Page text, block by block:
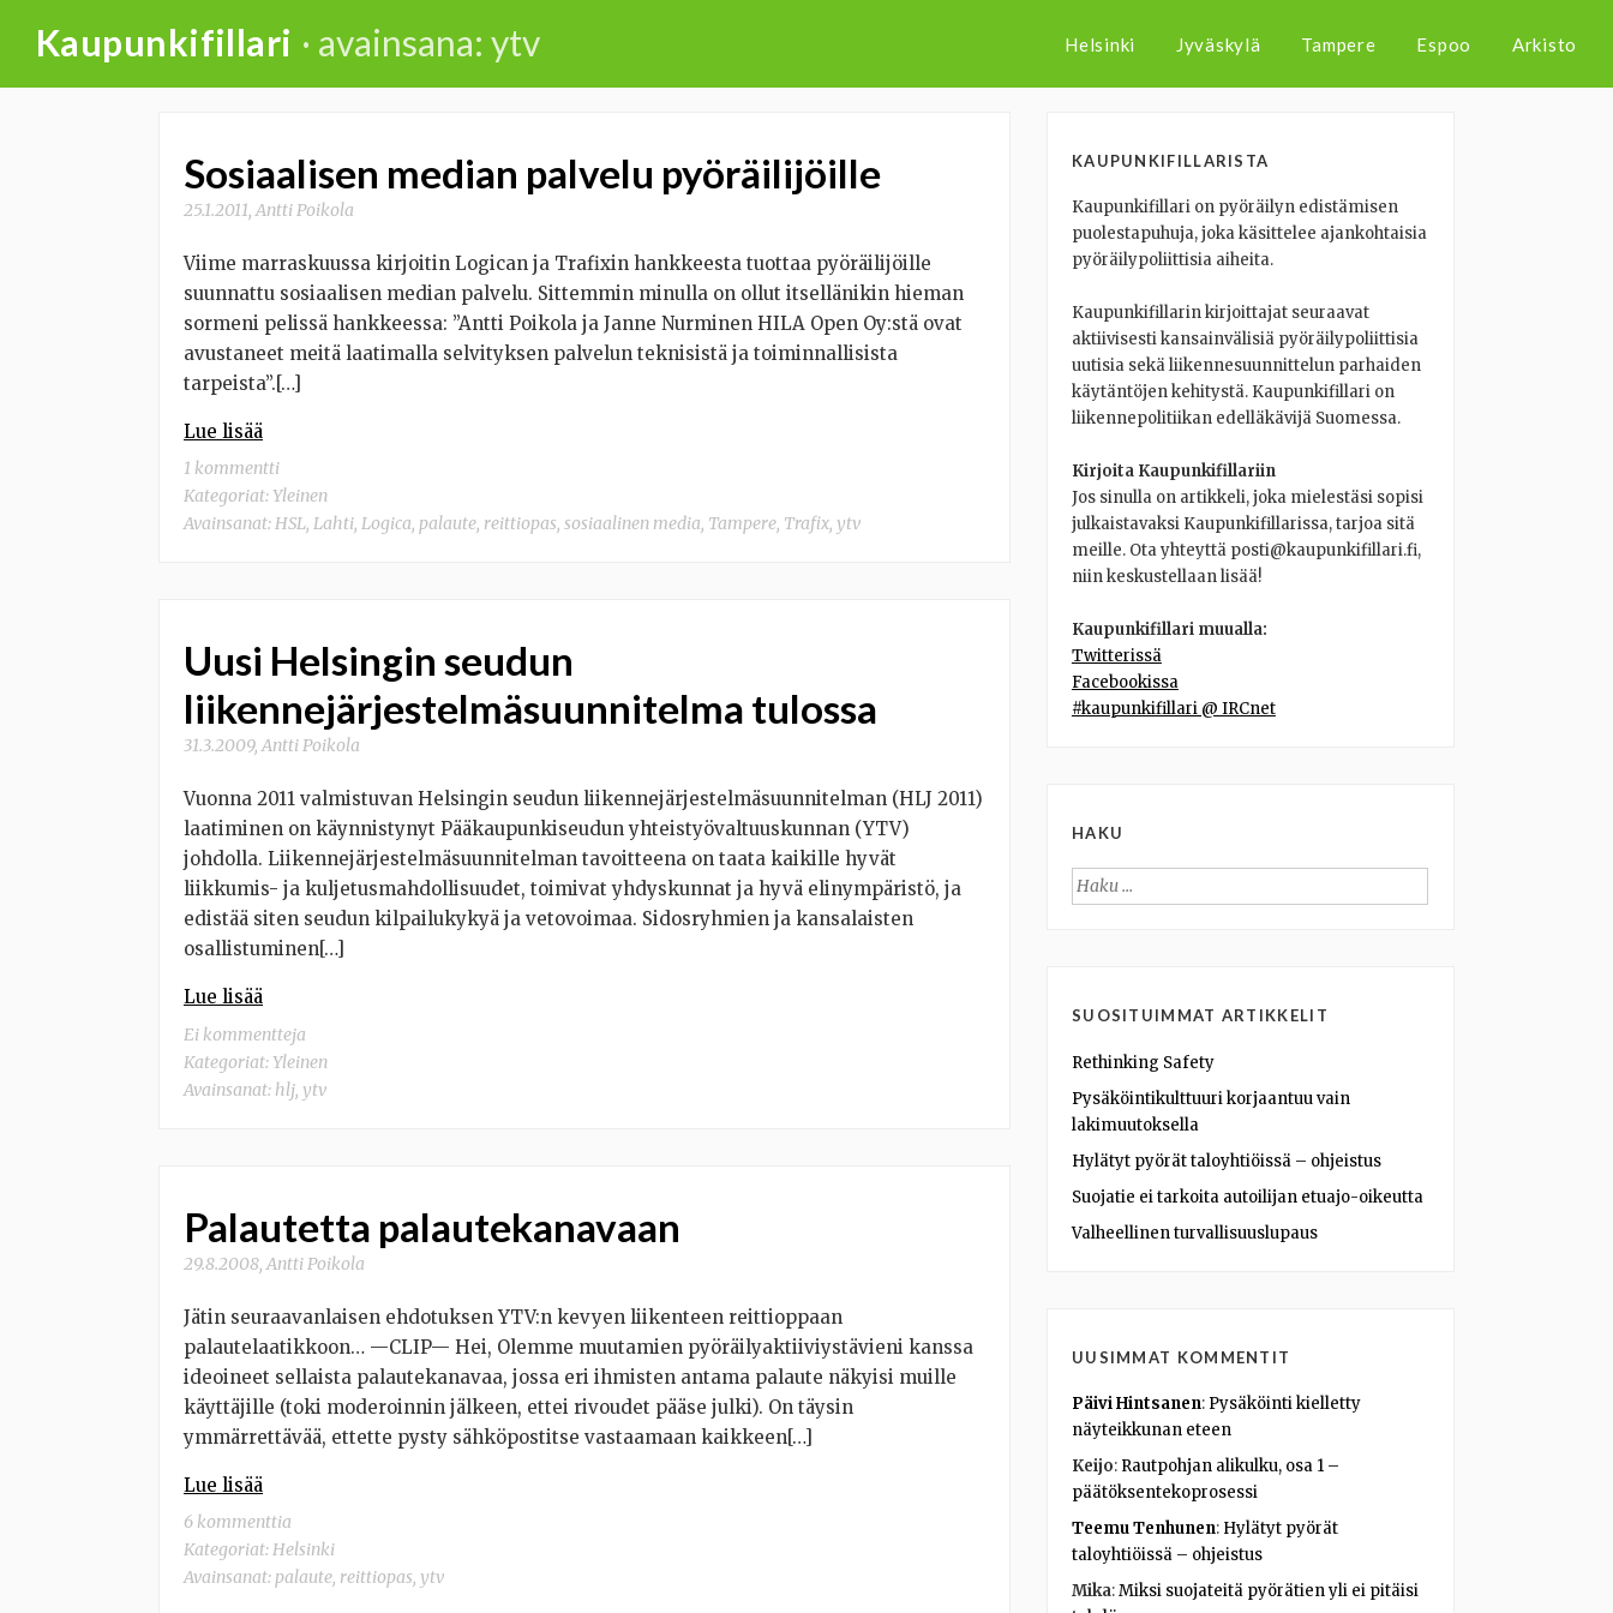
Kaupunkifillari · avainsana: ytv Helsinki Jyväskylä Tampere Espoo Arkisto
Sosiaalisen median palvelu pyöräilijöille
25.1.2011 Antti Poikola
Viime marraskuussa kirjoitin Logican ja Trafixin hankkeesta tuottaa pyöräilijöille
suunnattu sosiaalisen median palvelu. Sittemmin minulla on ollut itsellänikin hieman
sormeni pelissä hankkeessa: ”Antti Poikola ja Janne Nurminen HILA Open Oy:stä ovat
avustaneet meitä laatimalla selvityksen palvelun teknisistä ja toiminnallisista
tarpeista”.[…]
Lue lisää
1 kommentti
Kategoriat: Yleinen
Avainsanat:HSL, Lahti, Logica, palaute, reittiopas, sosiaalinen media, Tampere, Trafix, ytv
Uusi Helsingin seudun
liikennejärjestelmäsuunnitelma tulossa
31.3.2009,Antti Poikola
Vuonna 2011 valmistuvan Helsingin seudun liikennejärjestelmäsuunnitelman (HLJ 2011)
laatiminen on käynnistynyt Pääkaupunkiseudun yhteistyövaltuuskunnan (YTV)
johdolla. Liikennejärjestelmäsuunnitelman tavoitteena on taata kaikille hyvät
liikkumis- ja kuljetusmahdollisuudet, toimivat yhdyskunnat ja hyvä elinympäristö, ja
edistää siten seudun kilpailukykyä ja vetovoimaa. Sidosryhmien ja kansalaisten
osallistuminen[…]
Lue lisää
Ei kommentteja
Kategoriat: Yleinen
Avainsanat: hlj ytv
Palautetta palautekanavaan
29.8.2008 Antti Poikola
Jätin seuraavanlaisen ehdotuksen YTV:n kevyen liikenteen reittioppaan
palautelaatikkoon… —CLIP— Hei, Olemme muutamien pyöräilyaktiiviystävieni kanssa
ideoineet sellaista palautekanavaa, jossa eri ihmisten antama palaute näkyisi muille
käyttäjille (toki moderoinnin jälkeen, ettei rivoudet pääse julki). On täysin
ymmärrettävää, ettette pysty sähköpostitse vastaamaan kaikkeen[…]
Lue lisää
6 kommenttia
Kategoriat:Helsinki
Avainsanat: palaute, reittiopas, ytv
KAUPUNKIFILLARISTA
Kaupunkifillari on pyöräilyn edistämisen
puolestapuhuja, joka käsittelee ajankohtaisia
pyöräilypoliittisia aiheita.
Kaupunkifillarin kirjoittajat seuraavat
aktiivisesti kansainvälisiä pyöräilypoliittisia
uutisia sekä liikennesuunnittelun parhaiden
käytäntöjen kehitystä. Kaupunkifillari on
liikennepolitiikan edelläkävijä Suomessa.
Kirjoita Kaupunkifillariin
Jos sinulla on artikkeli, joka mielestäsi sopisi
julkaistavaksi Kaupunkifillarissa, tarjoa sitä
meille. Ota yhteyttä posti@kaupunkifillari.fi,
niin keskustellaan lisää!
Kaupunkifillari muualla:
Twitterissä
Facebookissa
#kaupunkifillari @ IRCnet
HAKU
Haku:
SUOSITUIMMAT ARTIKKELIT
Rethinking Safety
Pysäköintikulttuuri korjaantuu vain
lakimuutoksella
Hylätyt pyörät taloyhtiöissä – ohjeistus
Suojatie ei tarkoita autoilijan etuajo-oikeutta
Valheellinen turvallisuuslupaus
UUSIMMAT KOMMENTIT
Päivi Hintsanen: Pysäköinti kielletty
näyteikkunan eteen
Keijo: Rautpohjan alikulku, osa 1 –
päätöksentekoprosessi
Teemu Tenhunen: Hylätyt pyörät
taloyhtiöissä – ohjeistus
Mika:Miksi suojateitä pyörätien yli ei pitäisi